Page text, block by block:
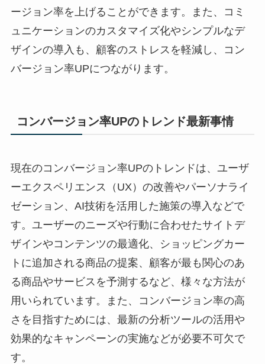
ージョン率を上げることができます。また、コミ
ュニケーションのカスタマイズ化やシンプルなデ
ザインの導入も、顧客のストレスを軽減し、コン
バージョン率UPにつながります。
コンバージョン率UPのトレンド最新事情
現在のコンバージョン率UPのトレンドは、ユーザ
ーエクスペリエンス（UX）の改善やパーソナライ
ゼーション、AI技術を活用した施策の導入などで
す。ユーザーのニーズや行動に合わせたサイトデ
ザインやコンテンツの最適化、ショッピングカー
トに追加される商品の提案、顧客が最も関心のあ
る商品やサービスを予測するなど、様々な方法が
用いられています。また、コンバージョン率の高
さを目指すためには、最新の分析ツールの活用や
効果的なキャンペーンの実施などが必要不可欠で
す。